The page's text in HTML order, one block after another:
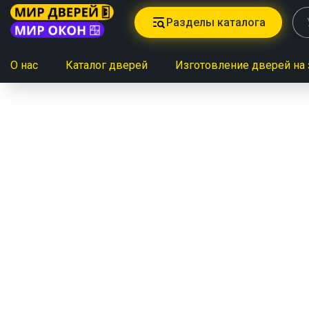
Разделы каталога
О нас Каталог дверей Изготовление дверей на